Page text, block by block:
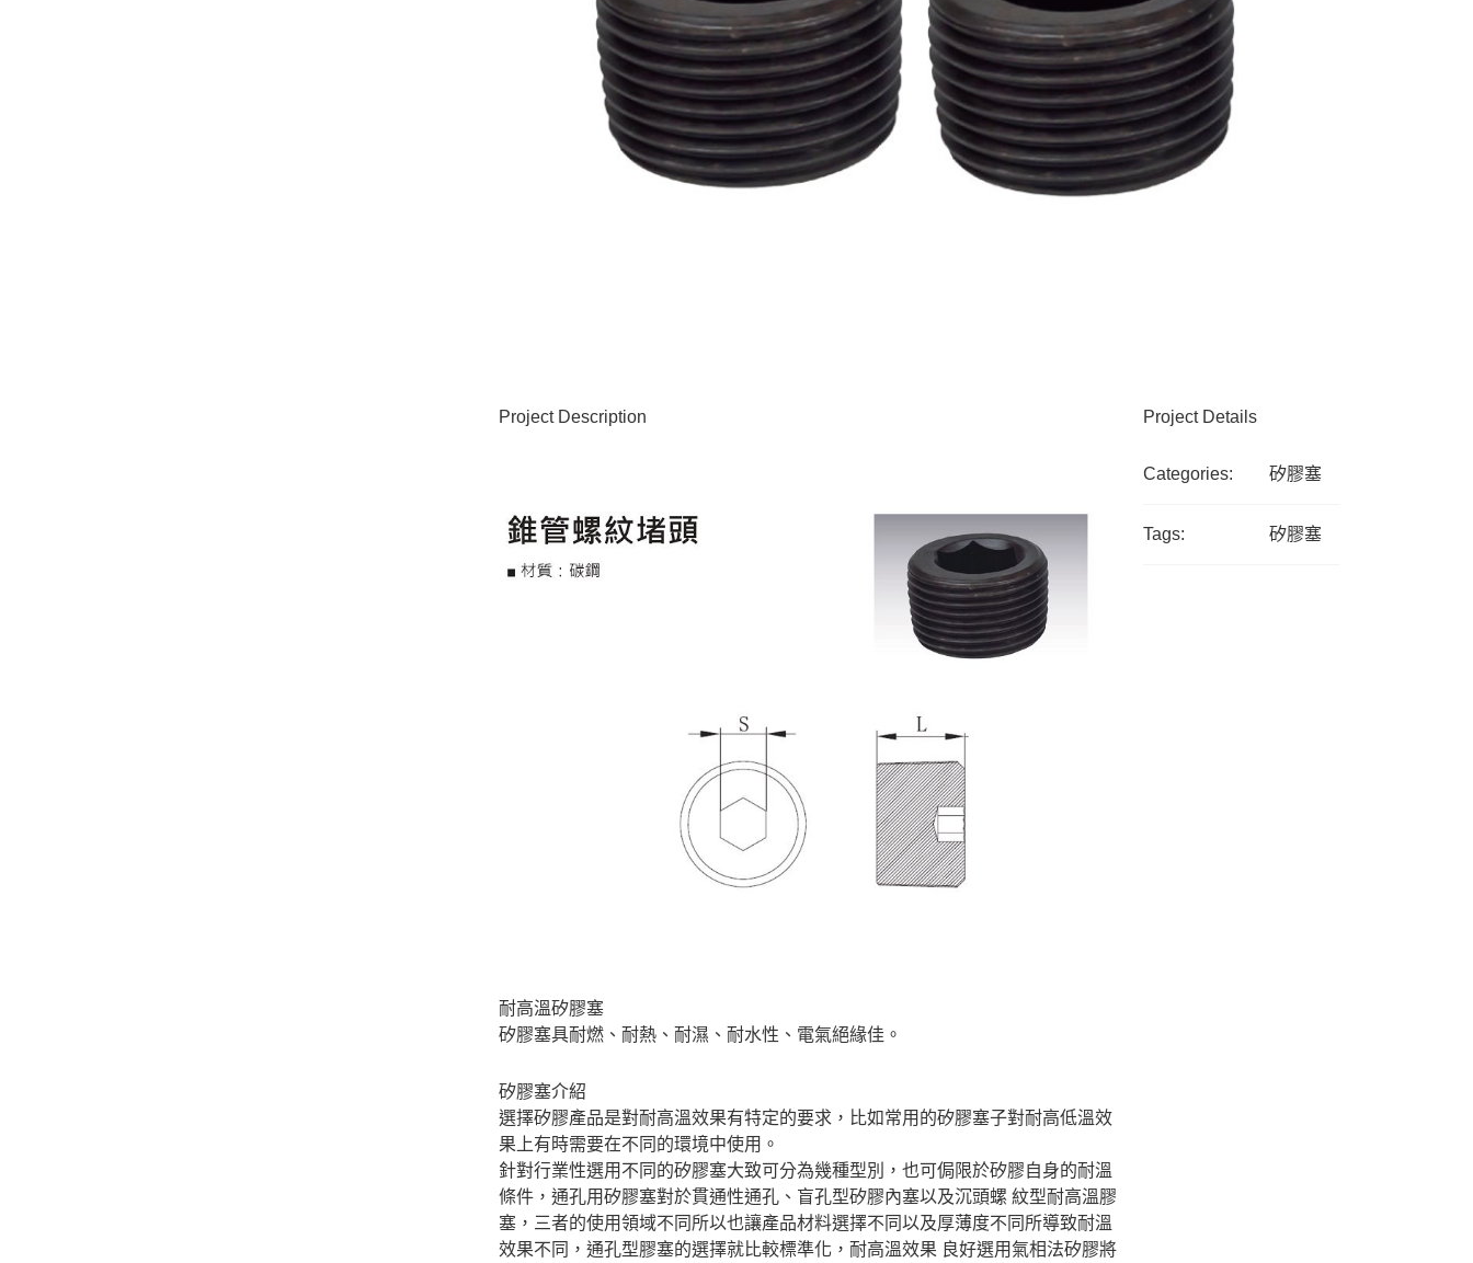
Project Description
耐高溫矽膠塞
矽膠塞具耐燃、耐熱、耐濕、耐水性、電氣絕緣佳。
矽膠塞介紹
選擇矽膠產品是對耐高溫效果有特定的要求，比如常用的矽膠塞子對耐高低溫效
果上有時需要在不同的環境中使用。
針對行業性選用不同的矽膠塞大致可分為幾種型別，也可侷限於矽膠自身的耐溫
條件，通孔用矽膠塞對於貫通性通孔、盲孔型矽膠內塞以及沉頭螺 紋型耐高溫膠
塞，三者的使用領域不同所以也讓產品材料選擇不同以及厚薄度不同所導致耐溫
效果不同，通孔型膠塞的選擇就比較標準化，耐高溫效果 良好選用氣相法矽膠將
Project Details
Categories: 矽膠塞
Tags: 矽膠塞